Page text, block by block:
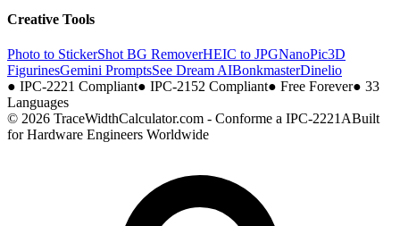
Creative Tools
Photo to StickerShot BG RemoverHEIC to JPGNanoPic3D
FigurinesGemini PromptsSee Dream AIBonkmasterDinelio
● IPC-2221 Compliant● IPC-2152 Compliant● Free Forever● 33
Languages
© 2026 TraceWidthCalculator.com - Conforme a IPC-2221ABuilt
for Hardware Engineers Worldwide